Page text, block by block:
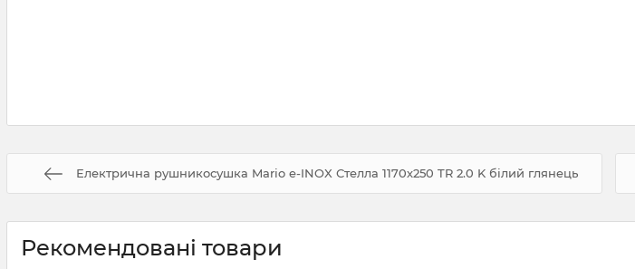
Електрична рушникосушка Mario e-INOX Стелла 1170х250 TR 2.0 K білий глянець
Рекомендовані товари